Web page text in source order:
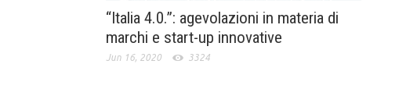
“Italia 4.0.”: agevolazioni in materia di
marchi e start-up innovative
Jun 16, 2020 3324